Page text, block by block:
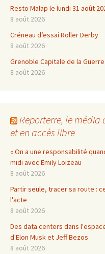
Resto Malap le lundi 31 août
8 août 2026
Créneau d’essai Roller Derby
8 août 2026
Grenoble Capitale de la Guerre
8 août 2026
Reporterre, le
et en accès libre
« On a une responsabilité
midi avec Emily Loizeau
8 août 2026
Partir seule, tracer sa route :
l'acte
8 août 2026
Des data centers dans
d'Elon Musk et Jeff Bezos
8 août 2026